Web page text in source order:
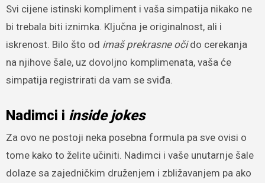
Svi cijene istinski kompliment i vaša simpatija nikako ne
bi trebala biti iznimka. Ključna je originalnost, ali i
iskrenost. Bilo što od imaš prekrasne očido cerekanja
na njihove šale, uz dovoljno komplimenata, vaša će
simpatija registrirati da vam se sviđa.
Nadimci i inside jokes
Za ovo ne postoji neka posebna formula pa sve ovisi o
tome kako to želite učiniti. Nadimci i vaše unutarnje šale
dolaze sa zajedničkim druženjem i zbližavanjem pa ako